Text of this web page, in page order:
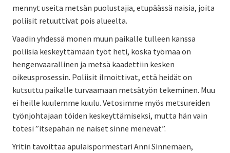
mennyt useita metsän puolustajia, etupäässä naisia, joita
poliisit retuuttivat pois alueelta.
Vaadin yhdessä monen muun paikalle tulleen kanssa
poliisia keskeyttämään työt heti, koska työmaa on
hengenvaarallinen ja metsä kaadettiin kesken
oikeusprosessin. Poliisit ilmoittivat, että heidät on
kutsuttu paikalle turvaamaan metsätyön tekeminen. Muu
ei heille kuulemme kuulu. Vetosimme myös metsureiden
työnjohtajaan töiden keskeyttämiseksi, mutta hän vain
totesi ”itsepähän ne naiset sinne menevät”.
Yritin tavoittaa apulaispormestari Anni Sinnemäen,